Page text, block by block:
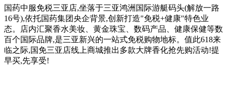
国药中服免税三亚店,坐落于三亚鸿洲国际游艇码头(解放一路
16号),依托国药集团央企背景,创新打造"免税+健康"特色业
态。店内汇聚香水美妆、黄金珠宝、数码产品、健康保健等数
百个国际品牌,是三亚新兴的一站式免税购物地标。值此618来
临之际,国免三亚店线上商城推出多款大牌香化抢先购活动!提
早买,先享受!